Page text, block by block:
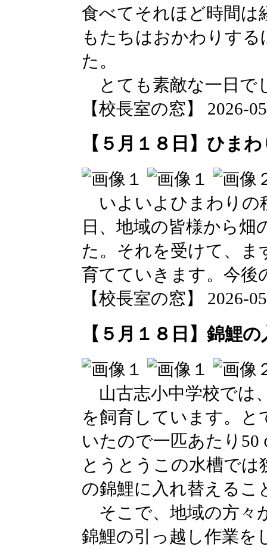
食べてそれほど時間は
もたちはおかわりす
た。
とても素敵な一日で
【校長室の窓】 2026-
【５月１８日】ひま
いよいよひまわりの
日、地域の皆様から
た。それを受けて、
育てていきます。今後
【校長室の窓】 2026-
【５月１８日】錦鯉
山古志小中学校では
を飼育しています。と
いたので一匹あたり
とうとうこの水槽で
の錦鯉に入れ替えるこ
そこで、地域の方々
錦鯉の引っ越し作業を